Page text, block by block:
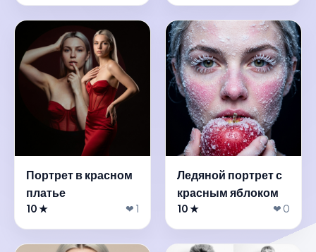
Портрет в красном
платье
10 ★ ❤ 1
Ледяной портрет с
красным яблоком
10 ★ ❤ 0